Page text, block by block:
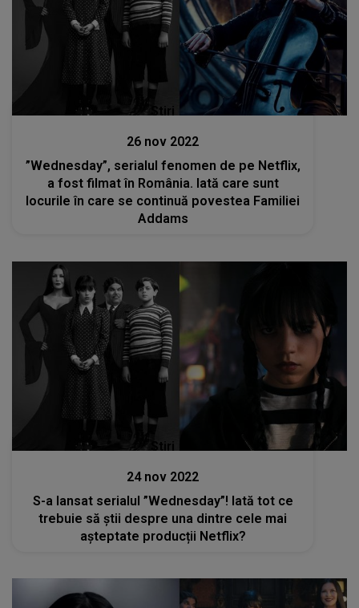
Stiri
26 nov 2022
”Wednesday”, serialul fenomen de pe Netflix,
a fost filmat în România. Iată care sunt
locurile în care se continuă povestea Familiei
Addams
Stiri
24 nov 2022
S-a lansat serialul ”Wednesday”! Iată tot ce
trebuie să știi despre una dintre cele mai
așteptate producții Netflix?